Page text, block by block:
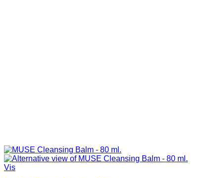
Vis